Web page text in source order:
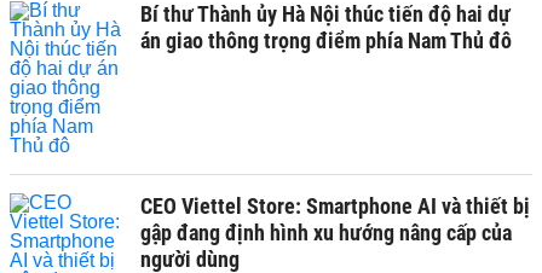
Bí thư Thành ủy Hà Nội thúc tiến độ hai dự
án giao thông trọng điểm phía Nam Thủ đô
CEO Viettel Store: Smartphone AI và thiết bị
gập đang định hình xu hướng nâng cấp của
người dùng